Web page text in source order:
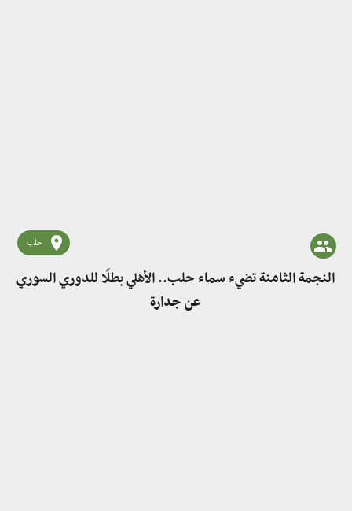
حلب
النجمة الثامنة تضيء سماء حلب.. الأهلي بطلًا للدوري السوري
عن جدارة